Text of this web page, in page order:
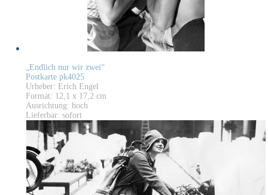
„Endlich nur wir zwei“
Postkarte pk4025
Urheber: Erich Engel
Format: 12,1 x 17,2 cm
Ausrichtung: hoch
Lieferbar: sofort